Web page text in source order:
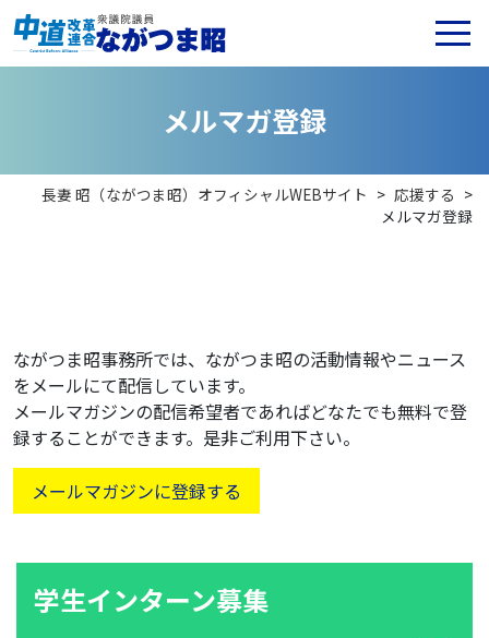
メルマガ登録
長妻 昭（ながつま昭）オフィシャルWEBサイト > 応援する >
メルマガ登録
ながつま昭事務所では、ながつま昭の活動情報やニュース
をメールにて配信しています。
メールマガジンの配信希望者であればどなたでも無料で登
録することができます。是非ご利用下さい。
メールマガジンに登録する
学生インターン募集